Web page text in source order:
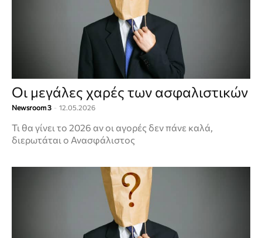
Οι μεγάλες χαρές των ασφαλιστικών
Newsroom 3 - 12.05.2026
Τι θα γίνει το 2026 αν οι αγορές δεν πάνε καλά,
διερωτάται ο Ανασφάλιστος